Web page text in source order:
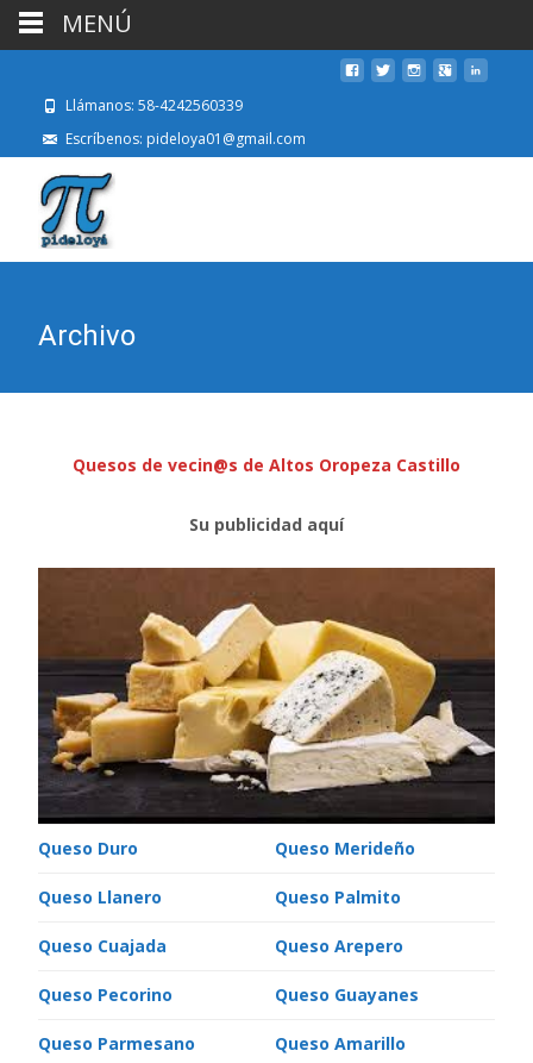
Llámanos: 58-4242560339
Escríbenos: pideloya01@gmail.com
Archivo
Quesos de vecin@s de Altos Oropeza Castillo
Su publicidad aquí
Queso Duro Queso Merideño
Queso Llanero Queso Palmito
Queso Cuajada Queso Arepero
Queso Pecorino Queso Guayanes
Queso Parmesano Queso Amarillo
MENÚ